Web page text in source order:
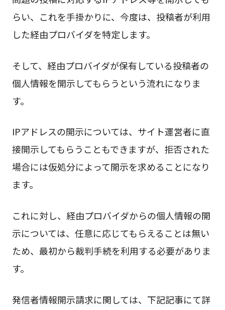
らい、これを手掛かりに、今度は、投稿者が利用
した経由プロバイダを特定します。
そして、経由プロバイダが保有している投稿者の
個人情報を開示してもらうという流れになりま
す。
IPアドレスの開示については、サイト運営者に直
接開示してもらうこともできますが、拒否された
場合には仮処分によって開示を求めることになり
ます。
これに対し、経由プロバイダからの個人情報の開
示については、任意に応じてもらえることは無い
ため、最初から裁判手続を利用する必要がありま
す。
発信者情報開示請求に関しては、下記記事にて詳